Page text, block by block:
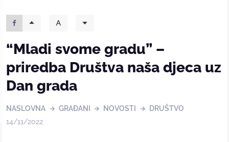
“Mladi svome gradu” –
priredba Društva naša djeca uz
Dan grada
NASLOVNA GRAĐANI NOVOSTI
DRUŠTVO
14/11/2022